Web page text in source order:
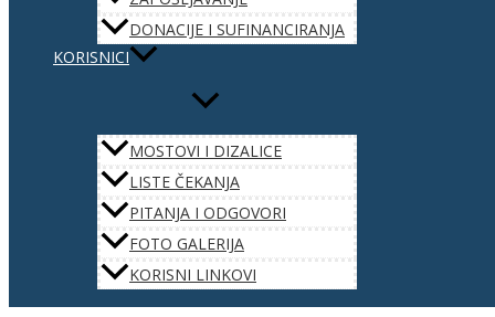
DONACIJE I SUFINANCIRANJA
KORISNICI
MOSTOVI I DIZALICE
LISTE ČEKANJA
PITANJA I ODGOVORI
FOTO GALERIJA
KORISNI LINKOVI